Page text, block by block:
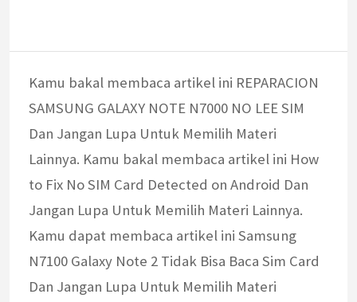
Kamu bakal membaca artikel ini REPARACION
SAMSUNG GALAXY NOTE N7000 NO LEE SIM
Dan Jangan Lupa Untuk Memilih Materi
Lainnya. Kamu bakal membaca artikel ini How
to Fix No SIM Card Detected on Android Dan
Jangan Lupa Untuk Memilih Materi Lainnya.
Kamu dapat membaca artikel ini Samsung
N7100 Galaxy Note 2 Tidak Bisa Baca Sim Card
Dan Jangan Lupa Untuk Memilih Materi